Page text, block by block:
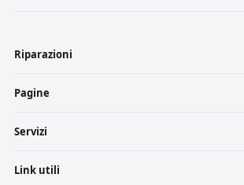
Riparazioni
Pagine
Servizi
Link utili